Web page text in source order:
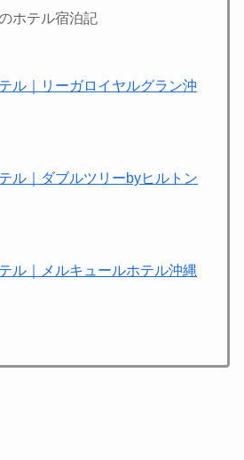
ホテル宿泊記
ル｜リーガロイヤルグラン沖
ル｜ダブルツリーbyヒルトン
ル｜メルキュールホテル沖縄